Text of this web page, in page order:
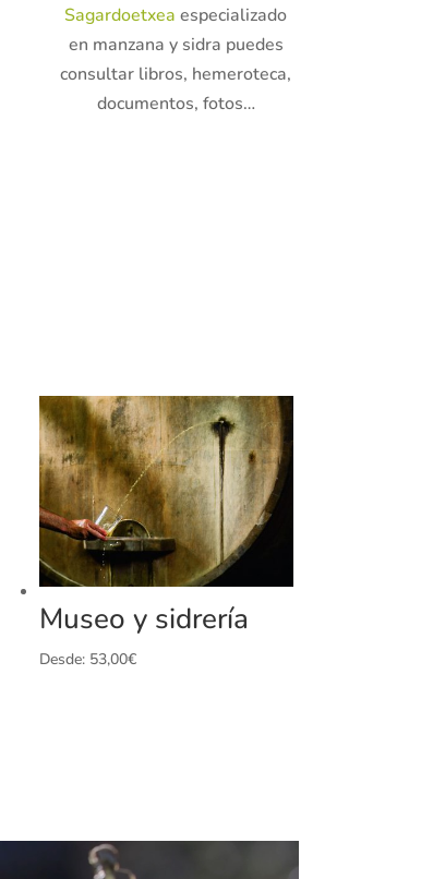
Sagardoetxea especializado
en manzana y sidra puedes
consultar libros, hemeroteca,
documentos, fotos…
Museo y sidrería
Desde: 53,00€